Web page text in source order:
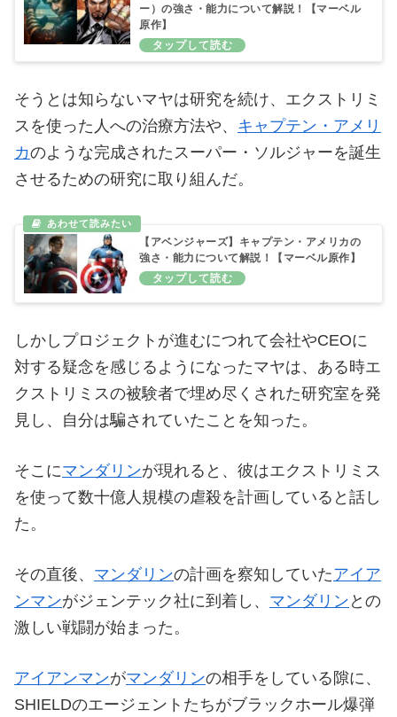
ー）の強さ・能力について解説！【マーベル
原作】
そうとは知らないマヤは研究を続け、エクストリミ
スを使った人への治療方法や、 キャプテン・アメリ
カのような完成されたスーパー・ソルジャーを誕生
させるための研究に取り組んだ。
【アベンジャーズ】キャプテン・アメリカの
強さ・能力について解説！【マーベル原作】
しかしプロジェクトが進むにつれて会社やCEOに
対する疑念を感じるようになったマヤは、ある時エ
クストリミスの被験者で埋め尽くされた研究室を発
見し、自分は騙されていたことを知った。
そこにマンダリンが現れると、彼はエクストリミス
を使って数十億人規模の虐殺を計画していると話し
た。
その直後、 マンダリンの計画を察知していたアイア
ンマンがジェンテック社に到着し、 マンダリン との
激しい戦闘が始まった。
アイアンマンがマンダリンの相手をしている隙に、
SHIELDのエージェントたちがブラックホール爆弾